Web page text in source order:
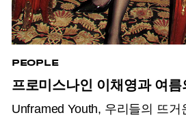
PEOPLE
프로미스나인 이채영과 여름
Unframed Youth, 우리들의 뜨